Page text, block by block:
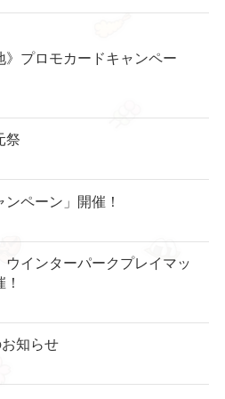
》プロモカードキャンペー
祭
ペーン」開催！
ウインターパークプレイマッ
知らせ